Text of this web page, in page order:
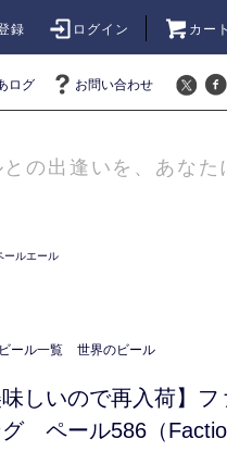
録 ログイン カー
ログ お問い合わせ
の出逢いを、あなた
ールエール
ール一覧 世界のビール
味しいので再入荷】フ
グ ペール586（